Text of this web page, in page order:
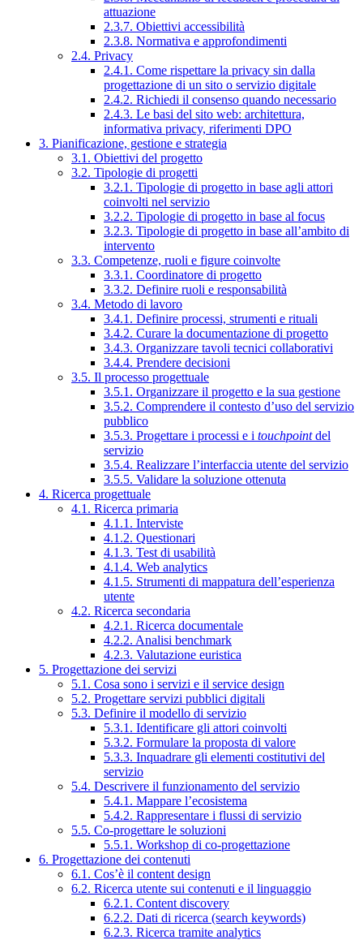
attuazione
2.3.7. Obiettivi accessibilità
2.3.8. Normativa e approfondimenti
2.4. Privacy
2.4.1. Come rispettare la privacy sin dalla
progettazione di un sito o servizio digitale
2.4.2. Richiedi il consenso quando necessario
2.4.3. Le basi del sito web: architettura,
informativa privacy, riferimenti DPO
3. Pianificazione, gestione e strategia
3.1. Obiettivi del progetto
3.2. Tipologie di progetti
3.2.1. Tipologie di progetto in base agli attori
coinvolti nel servizio
3.2.2. Tipologie di progetto in base al focus
3.2.3. Tipologie di progetto in base all’ambito di
intervento
3.3. Competenze, ruoli e figure coinvolte
3.3.1. Coordinatore di progetto
3.3.2. Definire ruoli e responsabilità
3.4. Metodo di lavoro
3.4.1. Definire processi, strumenti e rituali
3.4.2. Curare la documentazione di progetto
3.4.3. Organizzare tavoli tecnici collaborativi
3.4.4. Prendere decisioni
3.5. Il processo progettuale
3.5.1. Organizzare il progetto e la sua gestione
3.5.2. Comprendere il contesto d’uso del servizio
pubblico
3.5.3. Progettare i processi e i touchpointdel
servizio
3.5.4. Realizzare l’interfaccia utente del servizio
3.5.5. Validare la soluzione ottenuta
4. Ricerca progettuale
4.1. Ricerca primaria
4.1.1. Interviste
4.1.2. Questionari
4.1.3. Test di usabilità
4.1.4. Web analytics
4.1.5. Strumenti di mappatura dell’esperienza
utente
4.2. Ricerca secondaria
4.2.1. Ricerca documentale
4.2.2. Analisi benchmark
4.2.3. Valutazione euristica
5. Progettazione dei servizi
5.1. Cosa sono i servizi e il service design
5.2. Progettare servizi pubblici digitali
5.3. Definire il modello di servizio
5.3.1. Identificare gli attori coinvolti
5.3.2. Formulare la proposta di valore
5.3.3. Inquadrare gli elementi costitutivi del
servizio
5.4. Descrivere il funzionamento del servizio
5.4.1. Mappare l’ecosistema
5.4.2. Rappresentare i flussi di servizio
5.5. Co-progettare le soluzioni
5.5.1. Workshop di co-progettazione
6. Progettazione dei contenuti
6.1. Cos’è il content design
6.2. Ricerca utente sui contenuti e il linguaggio
6.2.1. Content discovery
6.2.2. Dati di ricerca (search keywords)
6.2.3. Ricerca tramite analytics